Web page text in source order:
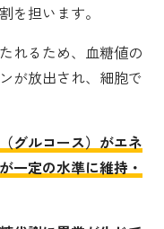
を担います。
れるため、血糖値の
が放出され、細胞で
グルコース）がエネ
一定の水準に維持・